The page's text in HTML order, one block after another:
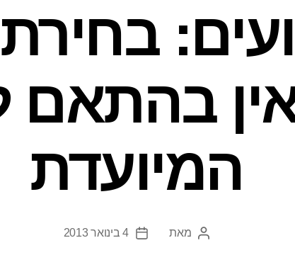
בהתאם
המיועדת
המחבר
מאת
תאריך
4 בינואר 2013